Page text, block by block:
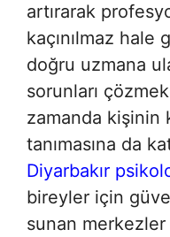
artırarak
kaçınılmaz hale
doğru uzmana
sorunları
zamanda kişinin
tanımasına da
Diyarbakır
bireyler için
sunan merkezler